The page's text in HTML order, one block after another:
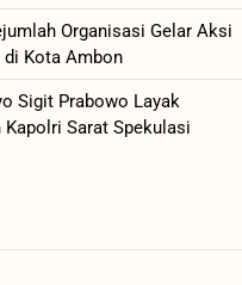
Organisasi Gelar Aksi
di Kota Ambon
Sigit Prabowo Layak
Sarat Spekulasi